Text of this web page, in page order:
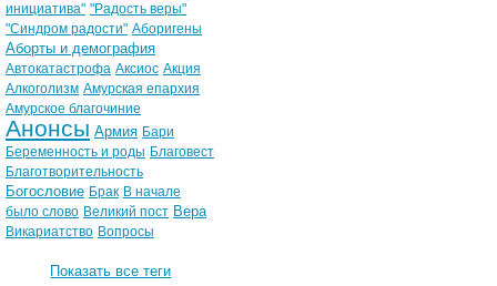
инициатива" "Радость веры"
"Синдром радости" Аборигены
Аборты и демография
Автокатастрофа Аксиос Акция
Алкоголизм Амурская епархия
Амурское благочиние
Анонсы Армия Бари
Беременность и роды Благовест
Благотворительность
Богословие Брак В начале
было слово Великий пост Вера
Викариатство Вопросы
Показать все теги